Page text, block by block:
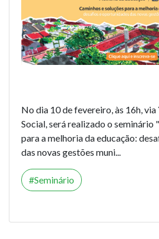
No dia 10 de fevereiro, às 16h,
Social, será realizado o seminário
para a melhoria da educação:
das novas gestões muni...
Seminário